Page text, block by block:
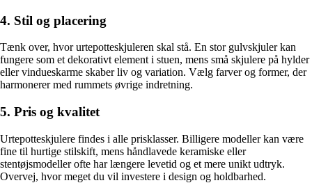
4. Stil og placering
Tænk over, hvor urtepotteskjuleren skal stå. En stor gulvskjuler kan
fungere som et dekorativt element i stuen, mens små skjulere på hylder
eller vindueskarme skaber liv og variation. Vælg farver og former, der
harmonerer med rummets øvrige indretning.
5. Pris og kvalitet
Urtepotteskjulere findes i alle prisklasser. Billigere modeller kan være
fine til hurtige stilskift, mens håndlavede keramiske eller
stentøjsmodeller ofte har længere levetid og et mere unikt udtryk.
Overvej, hvor meget du vil investere i design og holdbarhed.